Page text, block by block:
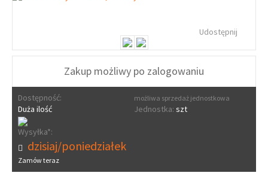
Udostępnij
Zakup możliwy po zalogowaniu
Dostępność:
Duża ilość
możliwa sprzedaż jednostkowa
Jednostka: szt
Wysyłka*:
dzisiaj/poniedziałek
Zamów teraz